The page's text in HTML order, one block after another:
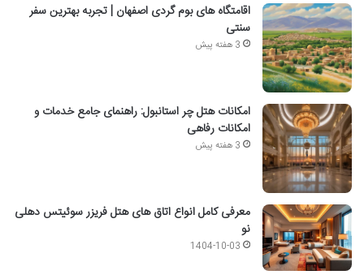
اقامتگاه های بوم گردی اصفهان | تجربه بهترین سفر
سنتی
3 هفته پیش
امکانات هتل چر استانبول: راهنمای جامع خدمات و
امکانات رفاهی
3 هفته پیش
معرفی کامل انواع اتاق های هتل فریزر سوئیتس دهلی
نو
1404-10-03